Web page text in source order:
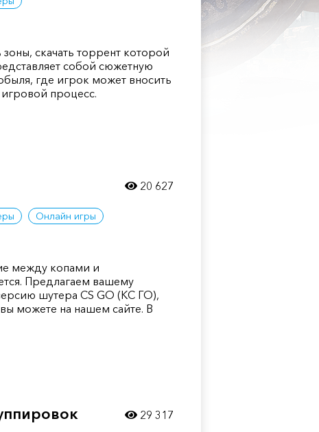
скачать торрент которой
собой сюжетную
где игрок может вносить
процесс.
Онлайн игры
между копами и
Предлагаем вашему
шутера CS GO (КС ГО),
можете на нашем сайте. В
20 627
29 317